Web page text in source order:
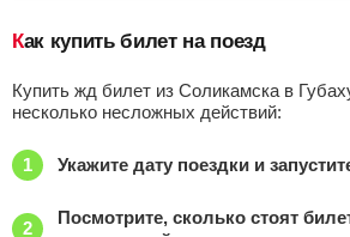
Как купить билет на поезд
Купить жд билет из Соликамска в
несколько несложных действий:
Укажите дату поездки и
Посмотрите, сколько стоят